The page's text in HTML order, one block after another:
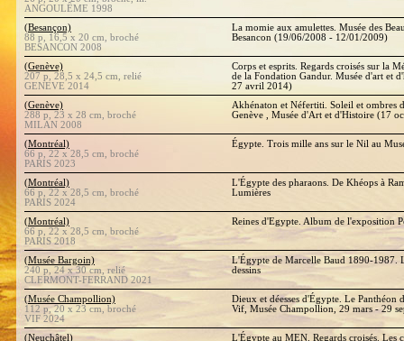
ANGOULÊME 1998
(Besançon)
88 p, 16,5 x 20 cm, broché
BESANCON 2008
La momie aux amulettes. Musée des
Besancon (19/06/2008 - 12/01/2009)
(Genève)
207 p, 28,5 x 24,5 cm, relié
GENEVE 2014
Corps et esprits. Regards croisés sur la
de la Fondation Gandur. Musée d'art et
27 avril 2014)
(Genève)
288 p, 23 x 28 cm, broché
MILAN 2008
Akhénaton et Néfertiti. Soleil et ombres
Genève , Musée d'Art et d'Histoire (17
(Montréal)
66 p, 22 x 28,5 cm, broché
PARIS 2023
Égypte. Trois mille ans sur le Nil au
(Montréal)
66 p, 22 x 28,5 cm, broché
PARIS 2024
L'Égypte des pharaons. De Khéops à
Lumières
(Montréal)
66 p, 22 x 28,5 cm, broché
PARIS 2018
Reines d'Egypte. Album de l'exposition
(Musée Bargoin)
240 p, 24 x 30 cm, relié
CLERMONT-FERRAND 2021
L'Égypte de Marcelle Baud 1890-1987.
dessins
(Musée Champollion)
112 p, 20 x 23 cm, broché
VIF 2024
Dieux et déesses d'Égypte. Le
Vif, Musée Champollion, 29 mars - 29
(Neuchâtel)
L'Égypte au MEN. Regards croisés. Les